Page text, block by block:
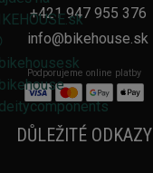
+421 947 955 376
info@bikehouse.sk
Podporujeme online platby
DŮLEŽITÉ ODKAZY